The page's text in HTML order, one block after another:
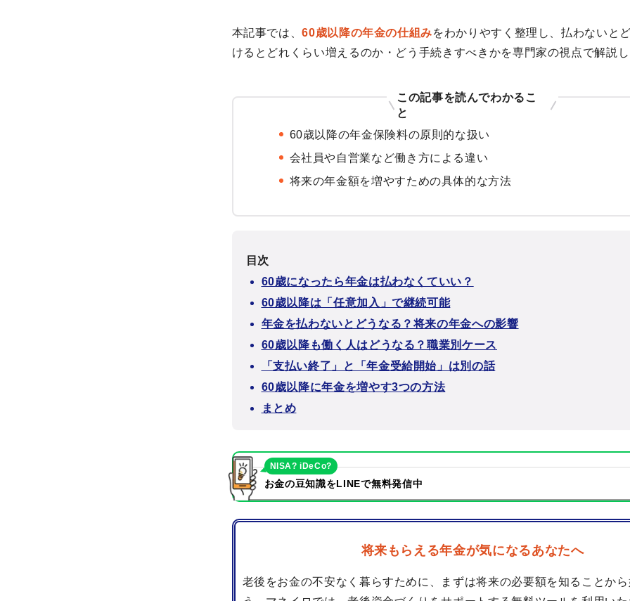
本記事では、60歳以降の年金の仕組みをわかりやすく整理し、払わないと
けるとどれくらい増えるのか・どう手続きすべきかを専門家の視点で解説
この記事を読んでわかるこ
と
60歳以降の年金保険料の原則的な扱い
会社員や自営業など働き方による違い
将来の年金額を増やすための具体的な方法
目次
60歳になったら年金は払わなくていい？
60歳以降は「任意加入」で継続可能
年金を払わないとどうなる？将来の年金への影響
60歳以降も働く人はどうなる？職業別ケース
「支払い終了」と「年金受給開始」は別の話
60歳以降に年金を増やす3つの方法
まとめ
お金の豆知識をLINEで無料発信中
NISA? iDeCo?
将来もらえる年金が気になるあなたへ
老後をお金の不安なく暮らすために、まずは将来の必要額を知ることか